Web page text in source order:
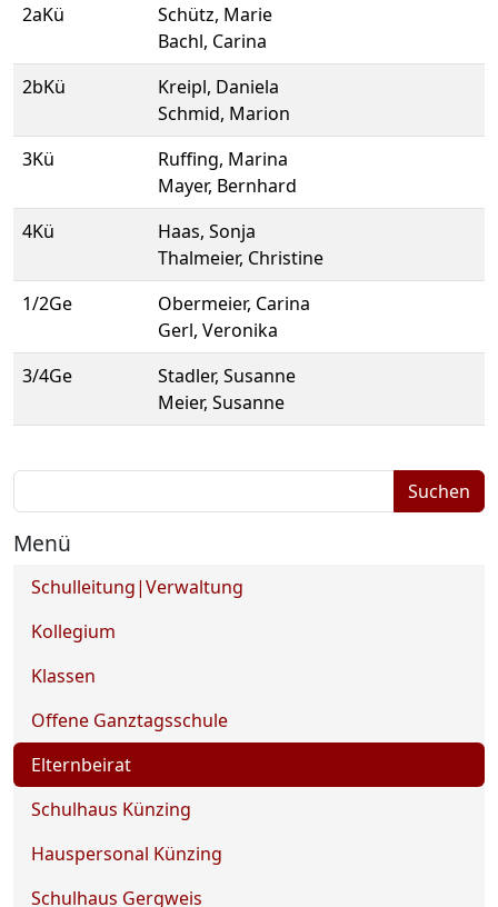
2aKü
Schütz, Marie
Bachl, Carina
2bKü
Kreipl, Daniela
Schmid, Marion
3Kü
Ruffing, Marina
Mayer, Bernhard
4Kü
Haas, Sonja
Thalmeier, Christine
1/2Ge
Obermeier, Carina
Gerl, Veronika
3/4Ge
Stadler, Susanne
Meier, Susanne
Suchbegriffe Suchen
Menü
Navigation überspringen
Schulleitung|Verwaltung
Kollegium
Klassen
Offene Ganztagsschule
Elternbeirat
Schulhaus Künzing
Hauspersonal Künzing
Schulhaus Gergweis